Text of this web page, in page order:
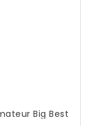
Bell HYPOAllergénic - Mascara Volumateur Big Best